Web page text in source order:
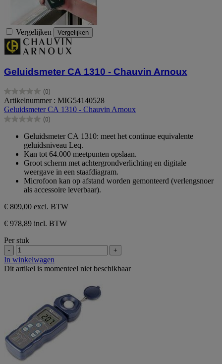
Vergelijken Vergelijken
Geluidsmeter CA 1310 - Chauvin Arnoux
(0)
0.0
van
de
5
Artikelnummer : MIG54140528
Geluidsmeter CA 1310 - Chauvin Arnoux
(0)
0.0
sterren.
Geluidsmeter CA 1310: meet het continue equivalente
geluidsniveau Leq.
Kan tot 64.000 meetpunten opslaan.
Groot scherm met achtergrondverlichting en digitale
weergave in een staafdiagram.
Microfoon kan op afstand worden gemonteerd (verlengsnoer
als accessoire leverbaar).
€ 809,00 excl. BTW
€ 978,89 incl. BTW
Per stuk
- +
In winkelwagen
Dit artikel is momenteel niet beschikbaar